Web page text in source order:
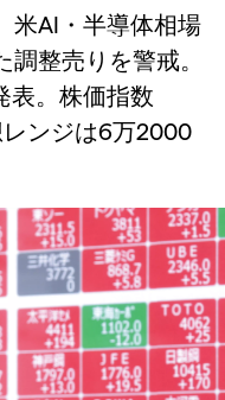
米AI・半導体相場
整売りを警戒。
表。株価指数
ンジは6万2000